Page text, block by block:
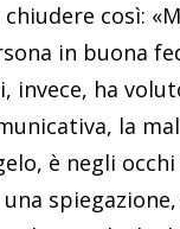
così:
in buona
invece, ha
la
è negli
una